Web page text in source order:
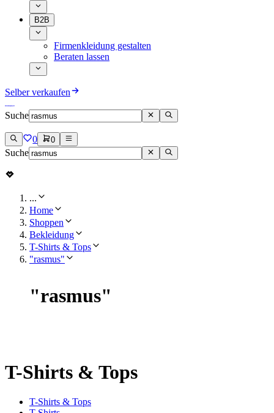
B2B
Firmenkleidung gestalten
Beraten lassen
Selber verkaufen
Suche
0 0
Suche
...
Home
Shoppen
Bekleidung
T-Shirts & Tops
"rasmus"
"rasmus"
T-Shirts & Tops
T-Shirts & Tops